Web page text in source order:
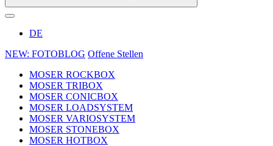
DE
NEW: FOTOBLOG Offene Stellen
MOSER ROCKBOX
MOSER TRIBOX
MOSER CONICBOX
MOSER LOADSYSTEM
MOSER VARIOSYSTEM
MOSER STONEBOX
MOSER HOTBOX